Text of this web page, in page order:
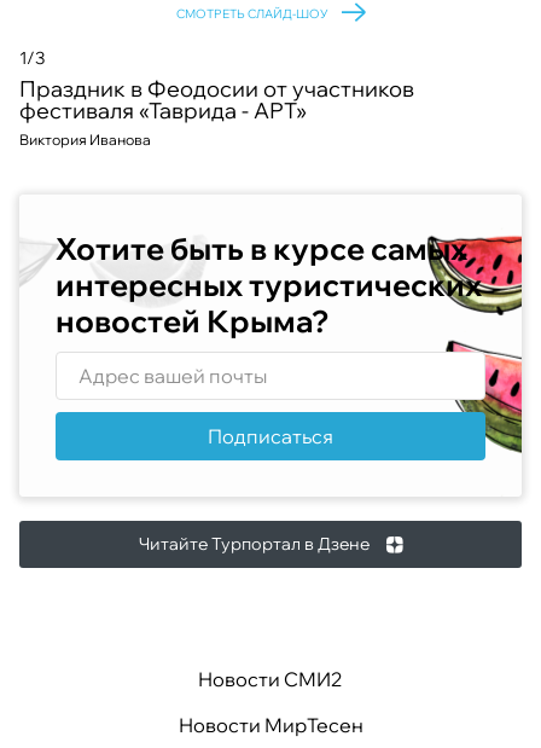
СМОТРЕТЬ СЛАЙД-ШОУ
1/3
Праздник в Феодосии от участников
фестиваля «Таврида - АРТ»
Виктория Иванова
Хотите быть в курсе самых
интересных туристических
новостей Крыма?
Подписаться
Читайте Турпортал в Дзене
Новости СМИ2
Новости МирТесен